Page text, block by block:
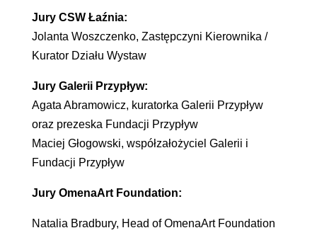
Jury CSW Łaźnia:
Jolanta Woszczenko, Zastępczyni Kierownika /
Kurator Działu Wystaw
Jury Galerii Przypływ:
Agata Abramowicz, kuratorka Galerii Przypływ
oraz prezeska Fundacji Przypływ
Maciej Głogowski, współzałożyciel Galerii i
Fundacji Przypływ
Jury OmenaArt Foundation:
Natalia Bradbury, Head of OmenaArt Foundation